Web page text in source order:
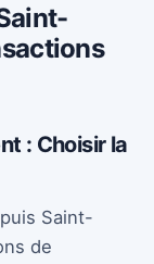
: Choisir la
Saint-
de